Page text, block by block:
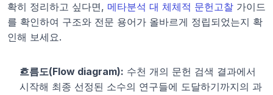
확히 정리하고 싶다면, 메타분석 대 체체적 문헌고찰 가이드
를 확인하여 구조와 전문 용어가 올바르게 정립되었는지 확
인해 보세요.
흐름도(Flow diagram): 수천 개의 문헌 검색 결과에서
시작해 최종 선정된 소수의 연구들에 도달하기까지의 과